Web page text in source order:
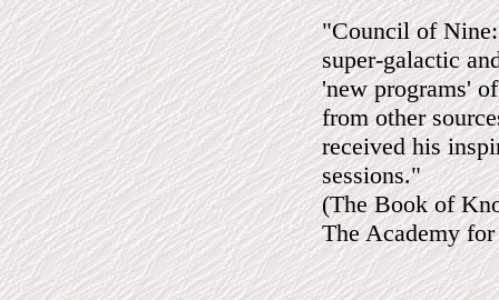
"Council of Nine:
super-galactic
'new programs'
from other
received his
sessions."
(The Book of
The Academy